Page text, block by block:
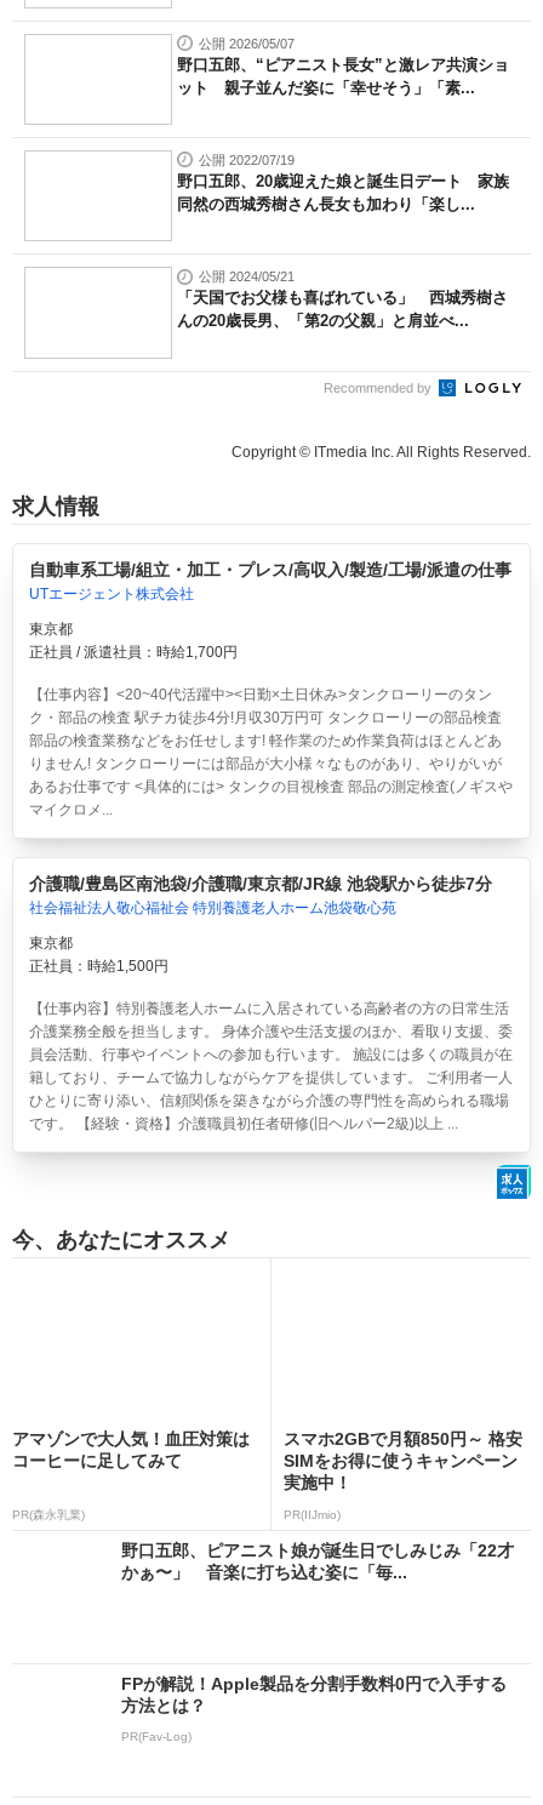
公開 2026/05/07
野口五郎、“ピアニスト長女”と激レア共演ショ
ット 親子並んだ姿に「幸せそう」「素...
公開 2022/07/19
野口五郎、20歳迎えた娘と誕生日デート 家族
同然の西城秀樹さん長女も加わり「楽し...
公開 2024/05/21
「天国でお父様も喜ばれている」 西城秀樹さ
んの20歳長男、「第2の父親」と肩並べ...
Recommended by
Copyright © ITmedia Inc. All Rights Reserved.
求人情報
自動車系工場/組立・加工・プレス/高収入/製造/工場/派遣の仕事
UTエージェント株式会社
東京都
正社員 / 派遣社員：時給1,700円
【仕事内容】<20~40代活躍中><日勤×土日休み>タンクローリーのタン
ク・部品の検査 駅チカ徒歩4分!月収30万円可 タンクローリーの部品検査
部品の検査業務などをお任せします! 軽作業のため作業負荷はほとんどあ
りません! タンクローリーには部品が大小様々なものがあり、やりがいが
あるお仕事です <具体的には> タンクの目視検査 部品の測定検査(ノギスや
マイクロメ...
介護職/豊島区南池袋/介護職/東京都/JR線 池袋駅から徒歩7分
社会福祉法人敬心福祉会 特別養護老人ホーム池袋敬心苑
東京都
正社員：時給1,500円
【仕事内容】特別養護老人ホームに入居されている高齢者の方の日常生活
介護業務全般を担当します。 身体介護や生活支援のほか、看取り支援、委
員会活動、行事やイベントへの参加も行います。 施設には多くの職員が在
籍しており、チームで協力しながらケアを提供しています。 ご利用者一人
ひとりに寄り添い、信頼関係を築きながら介護の専門性を高められる職場
です。 【経験・資格】介護職員初任者研修(旧ヘルパー2級)以上 ...
今、あなたにオススメ
アマゾンで大人気！血圧対策は
コーヒーに足してみて
PR(森永乳業)
スマホ2GBで月額850円～ 格安
SIMをお得に使うキャンペーン
実施中！
PR(IIJmio)
野口五郎、ピアニスト娘が誕生日でしみじみ「22才
かぁ〜」 音楽に打ち込む姿に「毎...
FPが解説！Apple製品を分割手数料0円で入手する
方法とは？
PR(Fav-Log)